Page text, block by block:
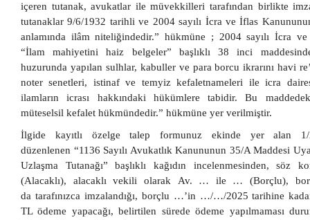
içeren tutanak, avukatlar ile müvekkilleri tarafından birlikte
tutanaklar 9/6/1932 tarihli ve 2004 sayılı İcra ve İflas
anlamında ilâm niteliğindedir.” hükmüne ; 2004 sayılı İcra
“İlam mahiyetini haiz belgeler” başlıklı 38 inci
huzurunda yapılan sulhlar, kabuller ve para borcu ikrarını havi
noter senetleri, istinaf ve temyiz kefaletnameleri ile icra
ilamların icrası hakkındaki hükümlere tabidir. Bu
müteselsil kefalet hükmündedir.” hükmüne yer verilmiştir.
İlgide kayıtlı özelge talep formunuz ekinde yer alan 1/
düzenlenen “1136 Sayılı Avukatlık Kanununun 35/A Maddesi
Uzlaşma Tutanağı” başlıklı kağıdın incelenmesinden, söz
(Alacaklı), alacaklı vekili olarak Av. … ile … (Borçlu),
da tarafınızca imzalandığı, borçlu …’in …/…/2025 tarihine
TL ödeme yapacağı, belirtilen sürede ödeme yapılmaması